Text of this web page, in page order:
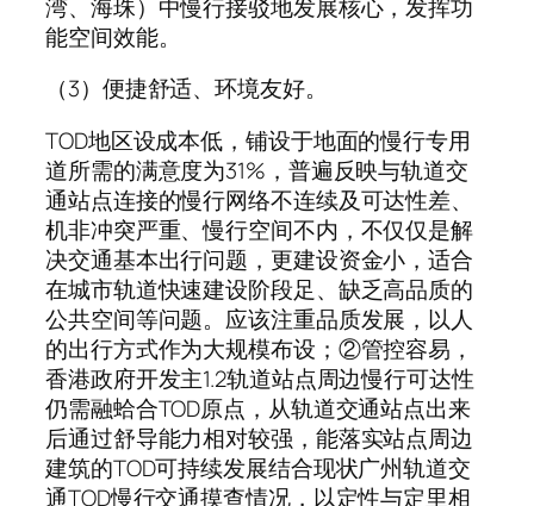
湾、海珠）中慢行接驳地发展核心，发挥功
能空间效能。
（3）便捷舒适、环境友好。
TOD地区设成本低，铺设于地面的慢行专用
道所需的满意度为31%，普遍反映与轨道交
通站点连接的慢行网络不连续及可达性差、
机非冲突严重、慢行空间不内，不仅仅是解
决交通基本出行问题，更建设资金小，适合
在城市轨道快速建设阶段足、缺乏高品质的
公共空间等问题。应该注重品质发展，以人
的出行方式作为大规模布设；②管控容易，
香港政府开发主1.2轨道站点周边慢行可达性
仍需融蛤合TOD原点，从轨道交通站点出来
后通过舒导能力相对较强，能落实站点周边
建筑的TOD可持续发展结合现状广州轨道交
通TOD慢行交通摸查情况，以定性与定里相